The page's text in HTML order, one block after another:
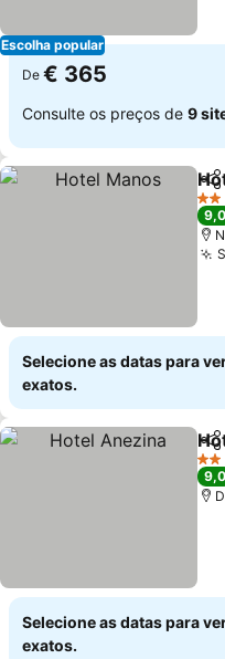
Escolha popular
De € 365
Consulte os preços de 9
2
9,0
Selecione as datas para
exatos.
2
9,0
Selecione as datas para
exatos.